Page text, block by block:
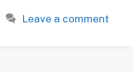
Leave a comment